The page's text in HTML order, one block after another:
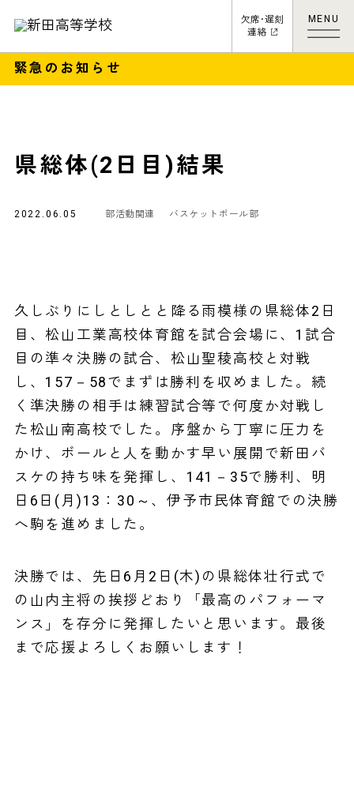
欠席･遅刻
連絡
MENU
緊急のお知らせ
県総体(2日目)結果
2022.06.05 部活動関連 バスケットボール部
久しぶりにしとしとと降る雨模様の県総体2日
目、松山工業高校体育館を試合会場に、1試合
目の準々決勝の試合、松山聖稜高校と対戦
し、157－58でまずは勝利を収めました。続
く準決勝の相手は練習試合等で何度か対戦し
た松山南高校でした。序盤から丁寧に圧力を
かけ、ボールと人を動かす早い展開で新田バ
スケの持ち味を発揮し、141－35で勝利、明
日6日(月)13：30～、伊予市民体育館での決勝
へ駒を進めました。
決勝では、先日6月2日(木)の県総体壮行式で
の山内主将の挨拶どおり「最高のパフォーマ
ンス」を存分に発揮したいと思います。最後
まで応援よろしくお願いします！